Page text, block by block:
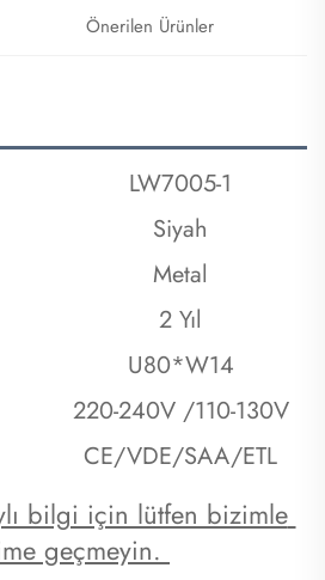
Önerilen Ürünler
LW7005-1
Siyah
Metal
2 Yıl
U80*W14
220-240V /110-130V
CE/VDE/SAA/ETL
bilgi için lütfen bizimle
geçmeyin.